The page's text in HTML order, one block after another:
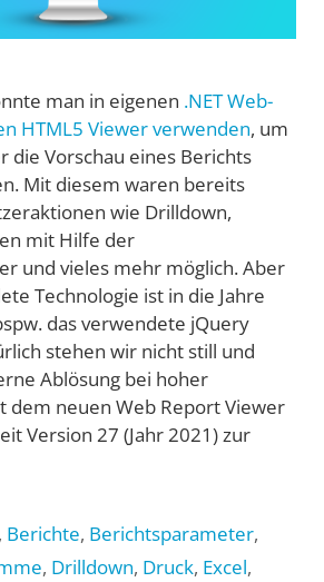
man in eigenen .NET Web-
HTML5 Viewer verwenden, um
die Vorschau eines Berichts
Mit diesem waren bereits
wie Drilldown,
mit Hilfe der
und vieles mehr möglich. Aber
Technologie ist in die Jahre
das verwendete jQuery
stehen wir nicht still und
Ablösung bei hoher
dem neuen Web Report Viewer
Version 27 (Jahr 2021) zur
, Berichte, Berichtsparameter,
, Drilldown, Druck, Excel,